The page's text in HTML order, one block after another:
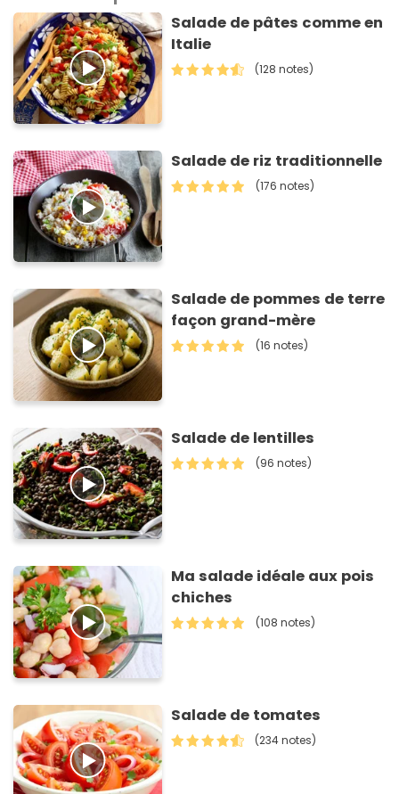
Salade de pâtes comme en
Italie
(128 notes)
Salade de riz traditionnelle
(176 notes)
Salade de pommes de terre
façon grand-mère
(16 notes)
Salade de lentilles
(96 notes)
Ma salade idéale aux pois
chiches
(108 notes)
Salade de tomates
(234 notes)